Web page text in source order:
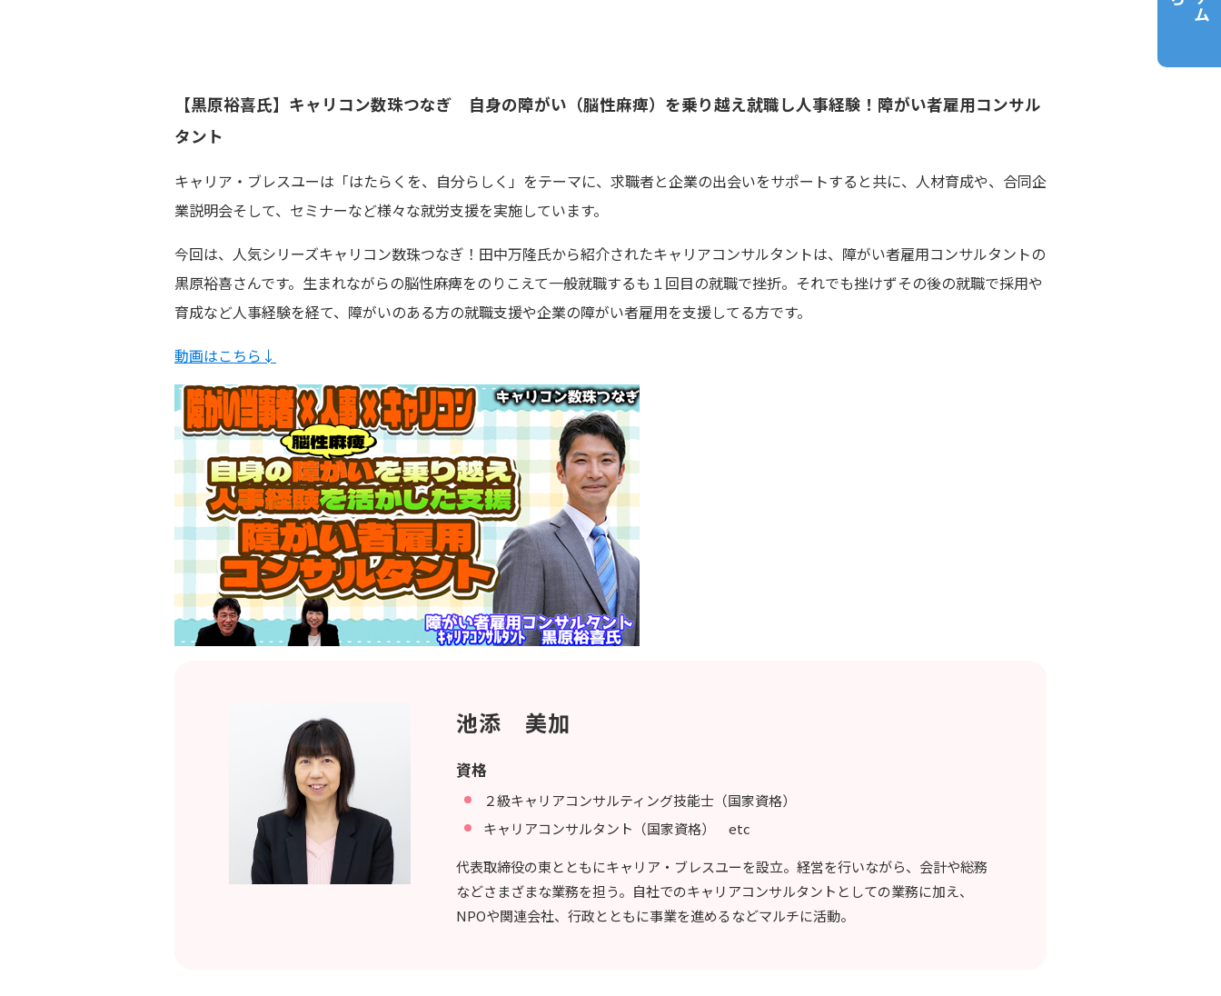
【黒原裕喜氏】キャリコン数珠つなぎ 自身の障がい（脳性麻痺）を乗り越え就職し人事経験！障がい者雇用コンサル
タント
キャリア・ブレスユーは「はたらくを、自分らしく」をテーマに、求職者と企業の出会いをサポートすると共に、人材育成や、合同企
業説明会そして、セミナーなど様々な就労支援を実施しています。
今回は、人気シリーズキャリコン数珠つなぎ！田中万隆氏から紹介されたキャリアコンサルタントは、障がい者雇用コンサルタントの
黒原裕喜さんです。生まれながらの脳性麻痺をのりこえて一般就職するも１回目の就職で挫折。それでも挫けずその後の就職で採用や
育成など人事経験を経て、障がいのある方の就職支援や企業の障がい者雇用を支援してる方です。
動画はこちら↓
池添 美加
資格
２級キャリアコンサルティング技能士（国家資格）
キャリアコンサルタント（国家資格） etc
代表取締役の東とともにキャリア・ブレスユーを設立。経営を行いながら、会計や総務
などさまざまな業務を担う。自社でのキャリアコンサルタントとしての業務に加え、
NPOや関連会社、行政とともに事業を進めるなどマルチに活動。